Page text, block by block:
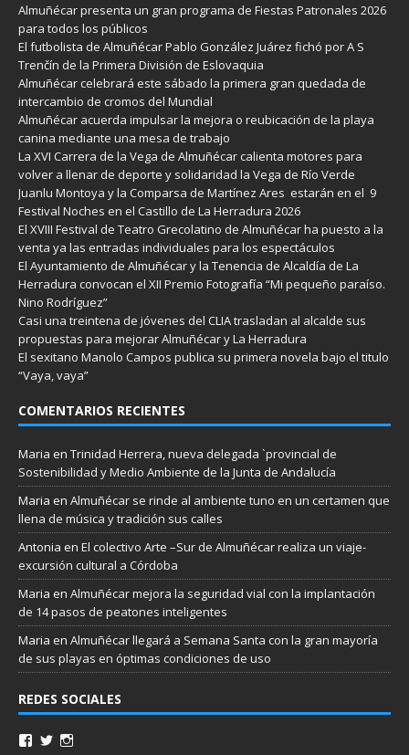
Almuñécar presenta un gran programa de Fiestas Patronales 2026
para todos los públicos
El futbolista de Almuñécar Pablo González Juárez fichó por A S
Trenčín de la Primera División de Eslovaquia
Almuñécar celebrará este sábado la primera gran quedada de
intercambio de cromos del Mundial
Almuñécar acuerda impulsar la mejora o reubicación de la playa
canina mediante una mesa de trabajo
La XVI Carrera de la Vega de Almuñécar calienta motores para
volver a llenar de deporte y solidaridad la Vega de Río Verde
Juanlu Montoya y la Comparsa de Martínez Ares estarán en el 9
Festival Noches en el Castillo de La Herradura 2026
El XVIII Festival de Teatro Grecolatino de Almuñécar ha puesto a la
venta ya las entradas individuales para los espectáculos
El Ayuntamiento de Almuñécar y la Tenencia de Alcaldía de La
Herradura convocan el XII Premio Fotografía “Mi pequeño paraíso.
Nino Rodríguez”
Casi una treintena de jóvenes del CLIA trasladan al alcalde sus
propuestas para mejorar Almuñécar y La Herradura
El sexitano Manolo Campos publica su primera novela bajo el titulo
“Vaya, vaya”
COMENTARIOS RECIENTES
Maria en Trinidad Herrera, nueva delegada `provincial de
Sostenibilidad y Medio Ambiente de la Junta de Andalucía
Maria en Almuñécar se rinde al ambiente tuno en un certamen que
llena de música y tradición sus calles
Antonia en El colectivo Arte –Sur de Almuñécar realiza un viaje-
excursión cultural a Córdoba
Maria en Almuñécar mejora la seguridad vial con la implantación
de 14 pasos de peatones inteligentes
Maria en Almuñécar llegará a Semana Santa con la gran mayoría
de sus playas en óptimas condiciones de uso
REDES SOCIALES